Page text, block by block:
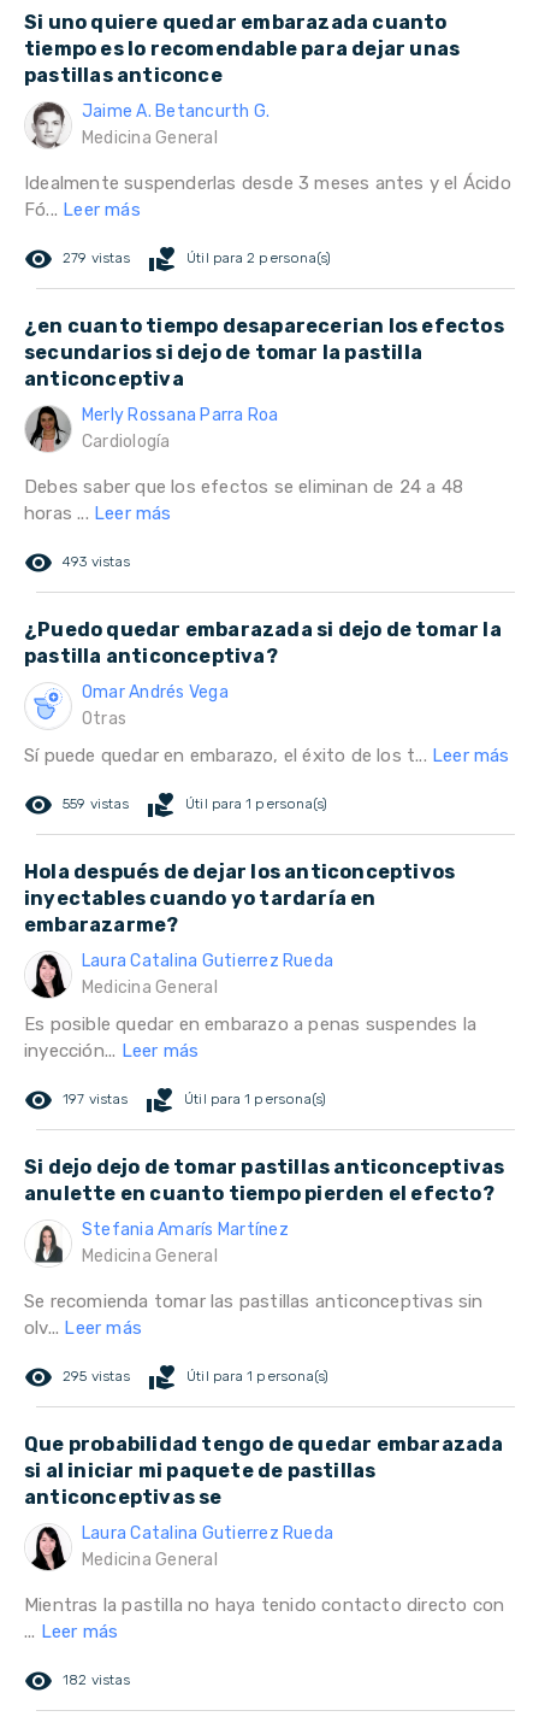
Si uno quiere quedar embarazada cuanto
tiempo es lo recomendable para dejar unas
pastillas anticonce
Jaime A. Betancurth G.
Medicina General
Idealmente suspenderlas desde 3 meses antes y el Ácido
Fó... Leer más
remove_red_eye 279 vistas volunteer_activism Útil para 2 persona(s)
¿en cuanto tiempo desaparecerian los efectos
secundarios si dejo de tomar la pastilla
anticonceptiva
Merly Rossana Parra Roa
Cardiología
Debes saber que los efectos se eliminan de 24 a 48
horas ... Leer más
remove_red_eye 493 vistas
¿Puedo quedar embarazada si dejo de tomar la
pastilla anticonceptiva?
Omar Andrés Vega
Otras
Sí puede quedar en embarazo, el éxito de los t... Leer más
remove_red_eye 559 vistas volunteer_activism Útil para 1 persona(s)
Hola después de dejar los anticonceptivos
inyectables cuando yo tardaría en
embarazarme?
Laura Catalina Gutierrez Rueda
Medicina General
Es posible quedar en embarazo a penas suspendes la
inyección... Leer más
remove_red_eye 197 vistas volunteer_activism Útil para 1 persona(s)
Si dejo dejo de tomar pastillas anticonceptivas
anulette en cuanto tiempo pierden el efecto?
Stefania Amarís Martínez
Medicina General
Se recomienda tomar las pastillas anticonceptivas sin
olv... Leer más
remove_red_eye 295 vistas volunteer_activism Útil para 1 persona(s)
Que probabilidad tengo de quedar embarazada
si al iniciar mi paquete de pastillas
anticonceptivas se
Laura Catalina Gutierrez Rueda
Medicina General
Mientras la pastilla no haya tenido contacto directo con
... Leer más
remove_red_eye 182 vistas